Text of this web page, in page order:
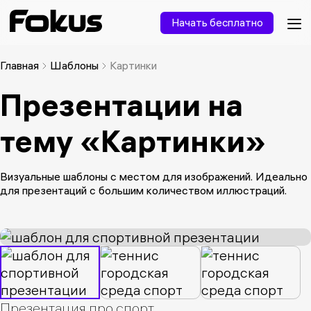
Начать бесплатно
Главная Шаблоны Картинки
Презентации на
тему «Картинки»
Визуальные шаблоны с местом для изображений. Идеально
для презентаций с большим количеством иллюстраций.